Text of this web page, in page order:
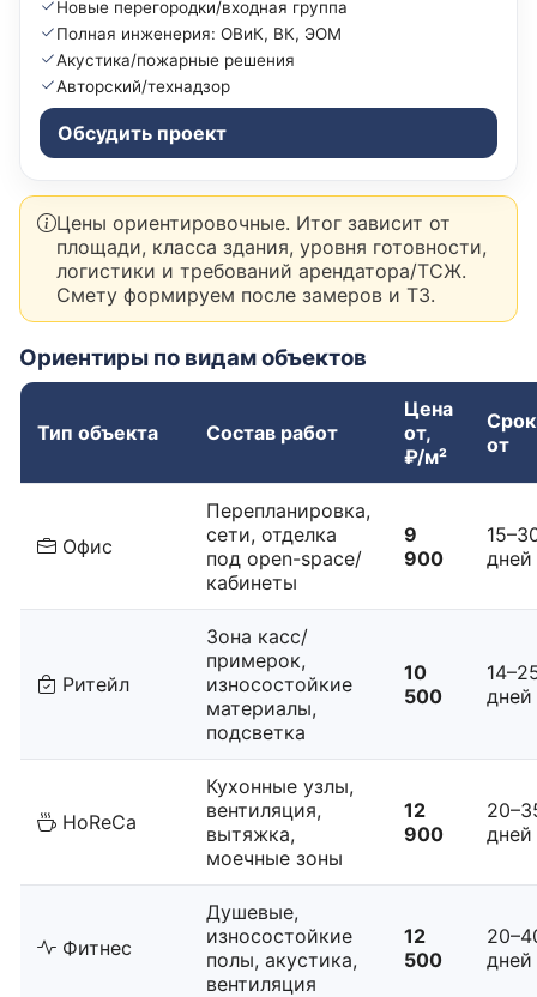
Новые перегородки/входная группа
Полная инженерия: ОВиК, ВК, ЭОМ
Акустика/пожарные решения
Авторский/технадзор
Обсудить проект
Цены ориентировочные. Итог зависит от
площади, класса здания, уровня готовности,
логистики и требований арендатора/ТСЖ.
Смету формируем после замеров и ТЗ.
Ориентиры по видам объектов
Тип объекта Состав работ
Цена
от,
₽/м²
от
Офис
Перепланировка,
сети, отделка
под open-space/
кабинеты
9
900
дней
Ритейл
Зона касс/
примерок,
износостойкие
материалы,
подсветка
10
500
дней
HoReCa
Кухонные узлы,
вентиляция,
вытяжка,
моечные зоны
12
900
дней
Фитнес
Душевые,
износостойкие
полы, акустика,
вентиляция
12
500
дней